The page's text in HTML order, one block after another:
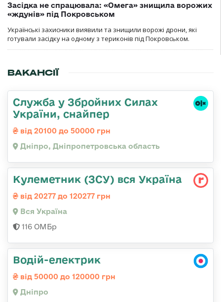
Засідка не спрацювала: «Омега» знищила ворожих
«ждунів» під Покровськом
Українські захисники виявили та знищили ворожі дрони, які
готували засідку на одному з териконів під Покровськом.
ВАКАНСІЇ
Служба у Збройних Силах
України, снайпер
від 20100 до 50000 грн
Дніпро, Дніпропетровська область
Кулеметник (ЗСУ) вся Україна
від 20277 до 120277 грн
Вся Україна
116 ОМБр
Водій-електрик
від 50000 до 120000 грн
Дніпро